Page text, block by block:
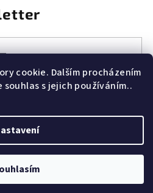
cookie. Dalším procházením
s jejich používáním..
á
d
a
c
p
r
k
y
v
ý
p
spodmínkami ochrany osobních
Shoptet